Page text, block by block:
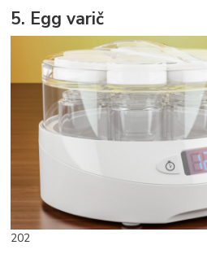
5. Egg varič
202